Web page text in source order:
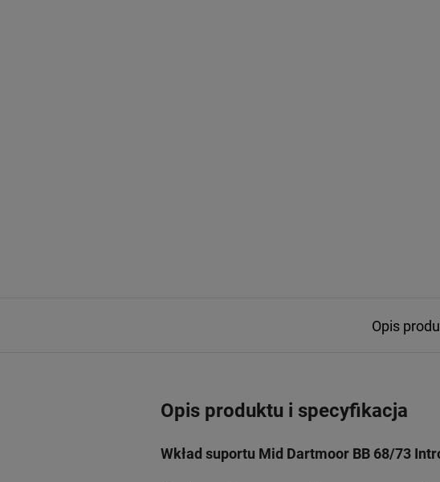
Opis
Opis produktu i specyfikacja
Wkład suportu Mid Dartmoor BB 68/73